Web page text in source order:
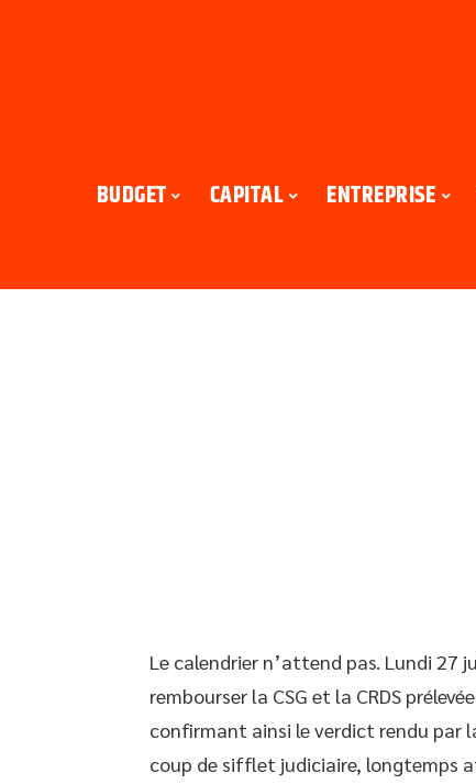
BUDGET CAPITAL ENTREPRISE
Le calendrier n’attend pas. Lundi 27
rembourser la CSG et la CRDS
confirmant ainsi le verdict rendu par
coup de sifflet judiciaire, longtemps